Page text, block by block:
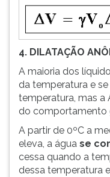
4. DILATAÇÃO
A maioria dos
da temperatura e
temperatura, mas a
do comportamento
A partir de 0ºC a
eleva, a água se
cessa quando a
dessa temperatura